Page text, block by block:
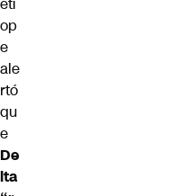
op
e
ale
rtó
qu
e
De
lta